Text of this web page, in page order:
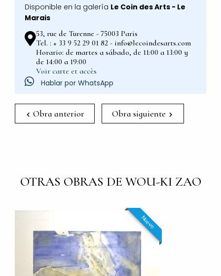
Disponible en la galería Le Coin des Arts - Le
Marais
53, rue de Turenne - 75003 Paris
Tel. : + 33 9 52 29 01 82 - info@lecoindesarts.com
Horario: de martes a sábado, de 11:00 a 13:00 y
de 14:00 a 19:00
Voir carte et accès
Hablar por WhatsApp
Obra anterior Obra siguiente
OTRAS OBRAS DE WOU-KI ZAO
Nuevo